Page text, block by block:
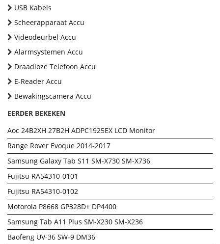
USB Kabels
Scheerapparaat Accu
Videodeurbel Accu
Alarmsystemen Accu
Draadloze Telefoon Accu
E-Reader Accu
Bewakingscamera Accu
EERDER BEKEKEN
Aoc 24B2XH 27B2H ADPC1925EX LCD Monitor
Range Rover Evoque 2014-2017
Samsung Galaxy Tab S11 SM-X730 SM-X736
Fujitsu RA54310-0101
Fujitsu RA54310-0102
Motorola P8668 GP328D+ DP4400
Samsung Tab A11 Plus SM-X230 SM-X236
Baofeng UV-36 SW-9 DM36